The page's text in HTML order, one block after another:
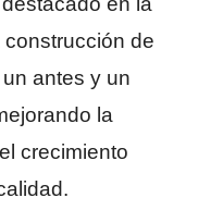
de
antes y un
la
crecimiento